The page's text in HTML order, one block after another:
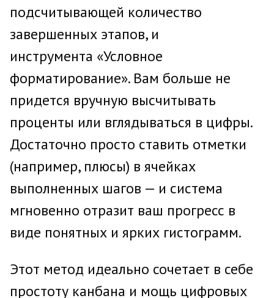
подсчитывающей количество
завершенных этапов, и
инструмента «Условное
форматирование». Вам больше не
придется вручную высчитывать
проценты или вглядываться в цифры.
Достаточно просто ставить отметки
(например, плюсы) в ячейках
выполненных шагов — и система
мгновенно отразит ваш прогресс в
виде понятных и ярких гистограмм.
Этот метод идеально сочетает в себе
простоту канбана и мощь цифровых